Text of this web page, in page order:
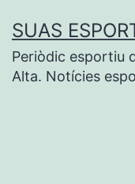
contingut
SUAS
Periòdic esportiu
Alta. Notícies